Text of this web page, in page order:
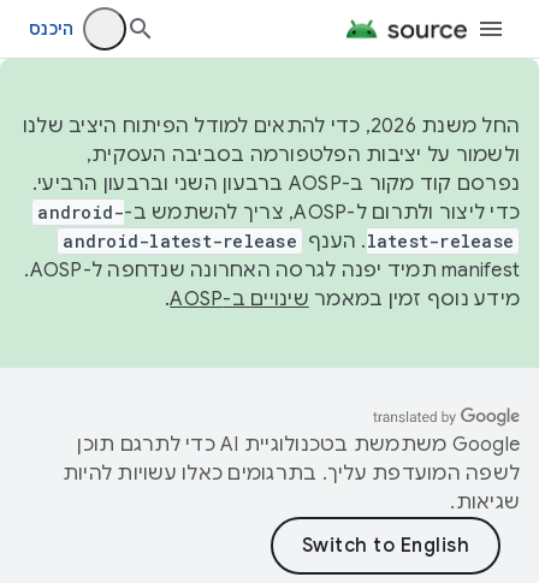
היכנס
החל משנת 2026, כדי להתאים למודל הפיתוח היציב שלנו
ולשמור על יציבות הפלטפורמה בסביבה העסקית,
נפרסם קוד מקור ב-AOSP ברבעון השני וברבעון הרביעי.
כדי ליצור ולתרום ל-AOSP, צריך להשתמש ב-
android-
latest-release. הענף android-latest-release
manifest תמיד יפנה לגרסה האחרונה שנדחפה ל-AOSP.
מידע נוסף זמין במאמר שינויים ב-AOSP .
‫Google משתמשת בטכנולוגיית AI כדי לתרגם תוכן
לשפה המועדפת עליך. בתרגומים כאלו עשויות להיות
שגיאות.